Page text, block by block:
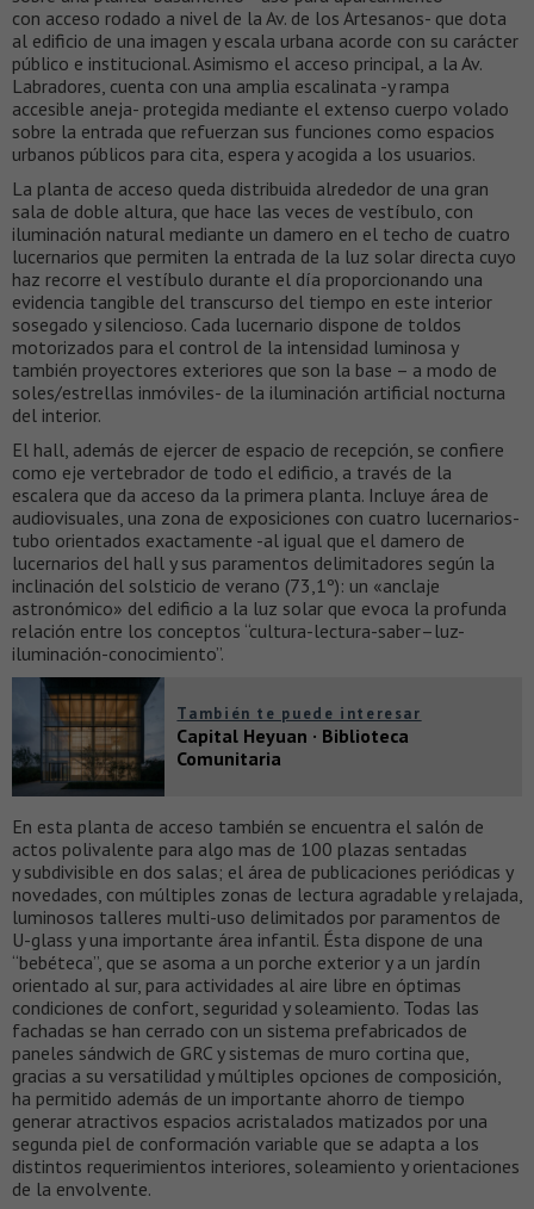
con acceso rodado a nivel de la Av. de los Artesanos- que dota
al edificio de una imagen y escala urbana acorde con su carácter
público e institucional. Asimismo el acceso principal, a la Av.
Labradores, cuenta con una amplia escalinata -y rampa
accesible aneja- protegida mediante el extenso cuerpo volado
sobre la entrada que refuerzan sus funciones como espacios
urbanos públicos para cita, espera y acogida a los usuarios.
La planta de acceso queda distribuida alrededor de una gran
sala de doble altura, que hace las veces de vestíbulo, con
iluminación natural mediante un damero en el techo de cuatro
lucernarios que permiten la entrada de la luz solar directa cuyo
haz recorre el vestíbulo durante el día proporcionando una
evidencia tangible del transcurso del tiempo en este interior
sosegado y silencioso. Cada lucernario dispone de toldos
motorizados para el control de la intensidad luminosa y
también proyectores exteriores que son la base – a modo de
soles/estrellas inmóviles- de la iluminación artificial nocturna
del interior.
El hall, además de ejercer de espacio de recepción, se confiere
como eje vertebrador de todo el edificio, a través de la
escalera que da acceso da la primera planta. Incluye área de
audiovisuales, una zona de exposiciones con cuatro lucernarios-
tubo orientados exactamente -al igual que el damero de
lucernarios del hall y sus paramentos delimitadores según la
inclinación del solsticio de verano (73,1º): un «anclaje
astronómico» del edificio a la luz solar que evoca la profunda
relación entre los conceptos “cultura-lectura-saber–luz-
iluminación-conocimiento”.
También te puede interesar
Capital Heyuan · Biblioteca
Comunitaria
En esta planta de acceso también se encuentra el salón de
actos polivalente para algo mas de 100 plazas sentadas
y subdivisible en dos salas; el área de publicaciones periódicas y
novedades, con múltiples zonas de lectura agradable y relajada,
luminosos talleres multi-uso delimitados por paramentos de
U-glass y una importante área infantil. Ésta dispone de una
“bebéteca”, que se asoma a un porche exterior y a un jardín
orientado al sur, para actividades al aire libre en óptimas
condiciones de confort, seguridad y soleamiento. Todas las
fachadas se han cerrado con un sistema prefabricados de
paneles sándwich de GRC y sistemas de muro cortina que,
gracias a su versatilidad y múltiples opciones de composición,
ha permitido además de un importante ahorro de tiempo
generar atractivos espacios acristalados matizados por una
segunda piel de conformación variable que se adapta a los
distintos requerimientos interiores, soleamiento y orientaciones
de la envolvente.